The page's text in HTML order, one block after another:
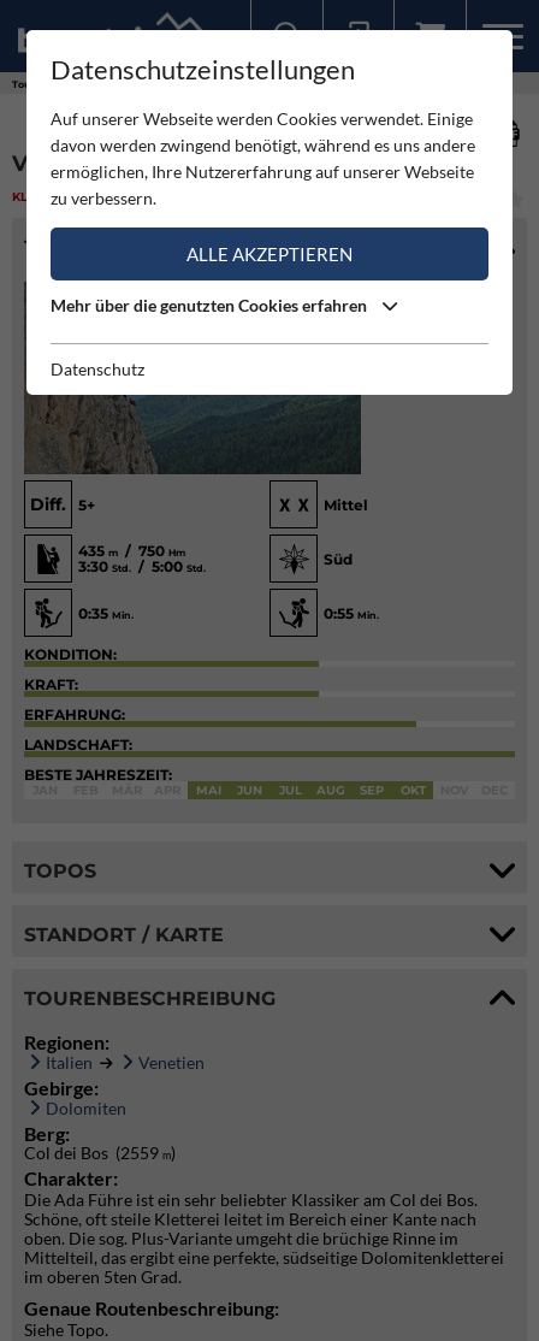
Touren
VIA ADA PLUS - COL DEI BOS
KLETTERN MITTEL
TOURENINFO
Diff. 5+ Mittel
435 m / 750 Hm
3:30 Std. / 5:00 Std.
Süd
0:35 Min. 0:55 Min.
KONDITION:
KRAFT:
ERFAHRUNG:
LANDSCHAFT:
BESTE JAHRESZEIT:
MAI JUN JUL AUG SEP OKT
TOPOS
STANDORT / KARTE
TOURENBESCHREIBUNG
Regionen:
Italien Venetien
Gebirge:
Dolomiten
Berg:
Col dei Bos (2559 m)
Charakter:
Die Ada Führe ist ein sehr beliebter Klassiker am Col dei Bos.
Schöne, oft steile Kletterei leitet im Bereich einer Kante nach
oben. Die sog. Plus-Variante umgeht die brüchige Rinne im
Mittelteil, das ergibt eine perfekte, südseitige Dolomitenkletterei
im oberen 5ten Grad.
Genaue Routenbeschreibung:
Siehe Topo.
Datenschutzeinstellungen
Auf unserer Webseite werden Cookies verwendet. Einige
davon werden zwingend benötigt, während es uns andere
ermöglichen, Ihre Nutzererfahrung auf unserer Webseite
zu verbessern.
ALLE AKZEPTIEREN
Mehr über die genutzten Cookies erfahren
Datenschutz